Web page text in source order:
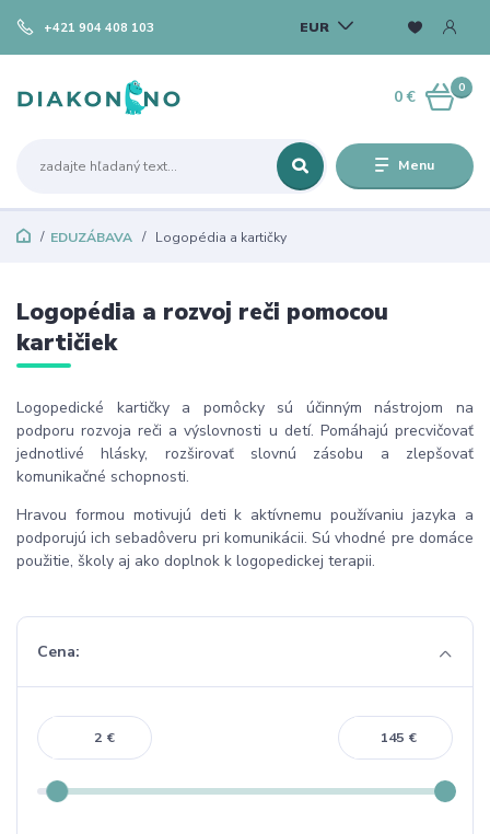
Menu
EUR
+421 904 408 103
0
0 €
EDUZÁBAVA Logopédia a kartičky
Logopédia a rozvoj reči pomocou
kartičiek
Logopedické kartičky a pomôcky sú účinným nástrojom na
podporu rozvoja reči a výslovnosti u detí. Pomáhajú precvičovať
jednotlivé hlásky, rozširovať slovnú zásobu a zlepšovať
komunikačné schopnosti.
Hravou formou motivujú deti k aktívnemu používaniu jazyka a
podporujú ich sebadôveru pri komunikácii. Sú vhodné pre domáce
použitie, školy aj ako doplnok k logopedickej terapii.
Cena:
€ €